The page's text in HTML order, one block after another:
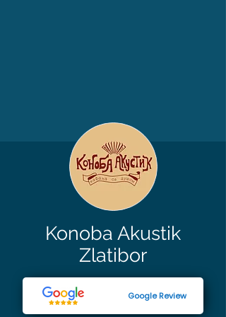
Konoba Akustik
Zlatibor
Google Review